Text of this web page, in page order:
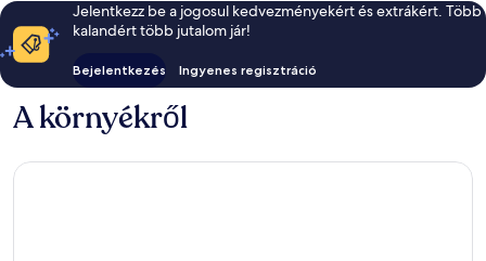
Jelentkezz be a jogosul kedvezményekért és extrákért. Több
kalandért több jutalom jár!
Bejelentkezés Ingyenes regisztráció
A környékről